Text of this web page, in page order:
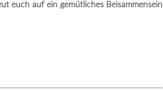
euch auf ein gemütliches